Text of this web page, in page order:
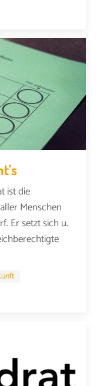
ist die
Menschen
Er setzt sich u.